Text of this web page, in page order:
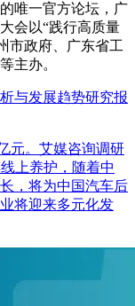
唯一官方论坛，广
会以“践行高质量
市政府、广东省工
主办。
与发展趋势研究报
元。艾媒咨询调研
上养护，随着中
，将为中国汽车后
将迎来多元化发